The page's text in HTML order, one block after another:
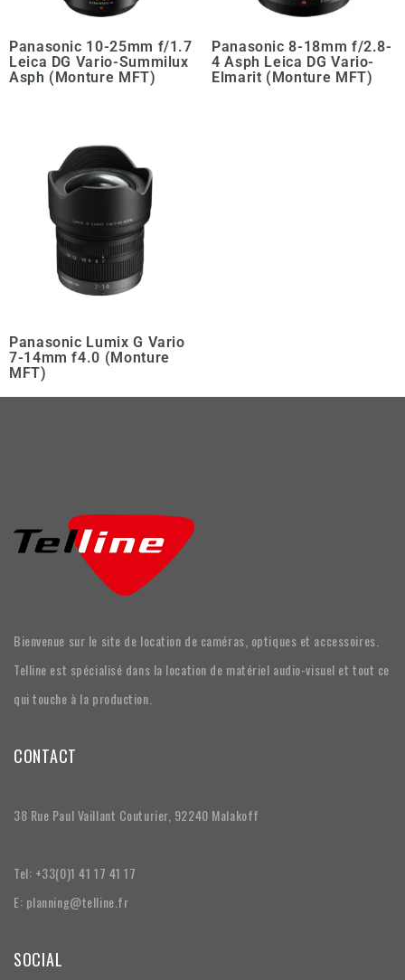
Panasonic 10-25mm f/1.7
Leica DG Vario-Summilux
Asph (Monture MFT)
Panasonic 8-18mm f/2.8-
4 Asph Leica DG Vario-
Elmarit (Monture MFT)
Panasonic Lumix G Vario
7-14mm f4.0 (Monture
MFT)
Bienvenue sur le site de location de caméras, optiques et accessoires.
Telline est spécialisé dans la location de matériel audio-visuel et tout ce
qui touche à la production.
CONTACT
38 Rue Paul Vaillant Couturier, 92240 Malakoff
Tel: +33(0)1 41 17 41 17
E: planning@telline.fr
SOCIAL